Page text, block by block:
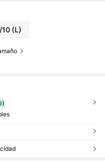
y de mod
10 (L)